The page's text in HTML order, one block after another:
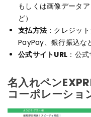
もしくは画像データ
ど）
支払方法 ：クレジッ
PayPay、銀行振込な
公式サイトURL ：公
名入れペン
コーポレーショ